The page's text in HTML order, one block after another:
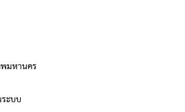
พมหานคร
ระบบ
นให้
าถึงง่าย
ง่ายๆ
วบคุมโรค
ดของแต่ละวัน
ภาวะ
าพอากาศ น้ำ และเสียง
ร
รักษ์พลังงาน กทม.
more